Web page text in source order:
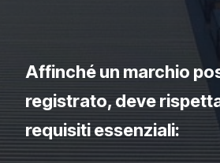
Affinché un marchio
registrato, deve
requisiti essenziali: